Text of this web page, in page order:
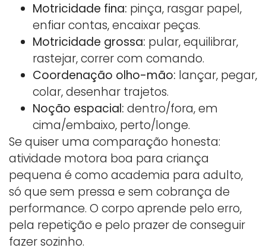
Motricidade fina: pinça, rasgar papel,
enfiar contas, encaixar peças.
Motricidade grossa: pular, equilibrar,
rastejar, correr com comando.
Coordenação olho-mão: lançar, pegar,
colar, desenhar trajetos.
Noção espacial: dentro/fora, em
cima/embaixo, perto/longe.
Se quiser uma comparação honesta:
atividade motora boa para criança
pequena é como academia para adulto,
só que sem pressa e sem cobrança de
performance. O corpo aprende pelo erro,
pela repetição e pelo prazer de conseguir
fazer sozinho.